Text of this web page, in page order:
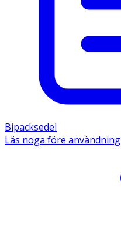
Bipacksedel
Läs noga före användning